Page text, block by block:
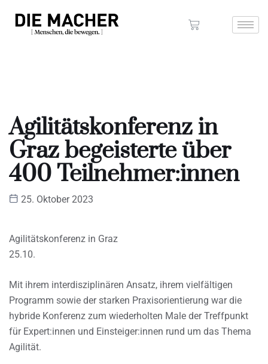
Agilitätskonferenz in
Graz begeisterte über
400 Teilnehmer:innen
25. Oktober 2023
Agilitätskonferenz in Graz
25.10.
Mit ihrem interdisziplinären Ansatz, ihrem vielfältigen
Programm sowie der starken Praxisorientierung war die
hybride Konferenz zum wiederholten Male der Treffpunkt
für Expert:innen und Einsteiger:innen rund um das Thema
Agilität.